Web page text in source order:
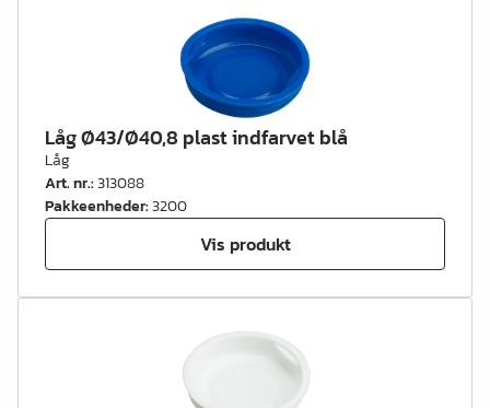
Låg Ø43/Ø40,8 plast indfarvet blå
Låg
Art. nr.:313088
Pakkeenheder:3200
Vis produkt